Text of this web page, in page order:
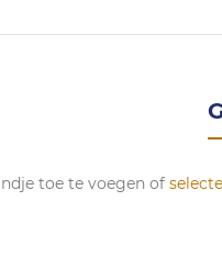
toe te voegen of